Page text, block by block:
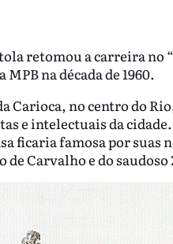
retomou a carreira no
na década de 1960.
Carioca, no centro do
e intelectuais da
ficaria famosa por suas
Carvalho e do saudoso